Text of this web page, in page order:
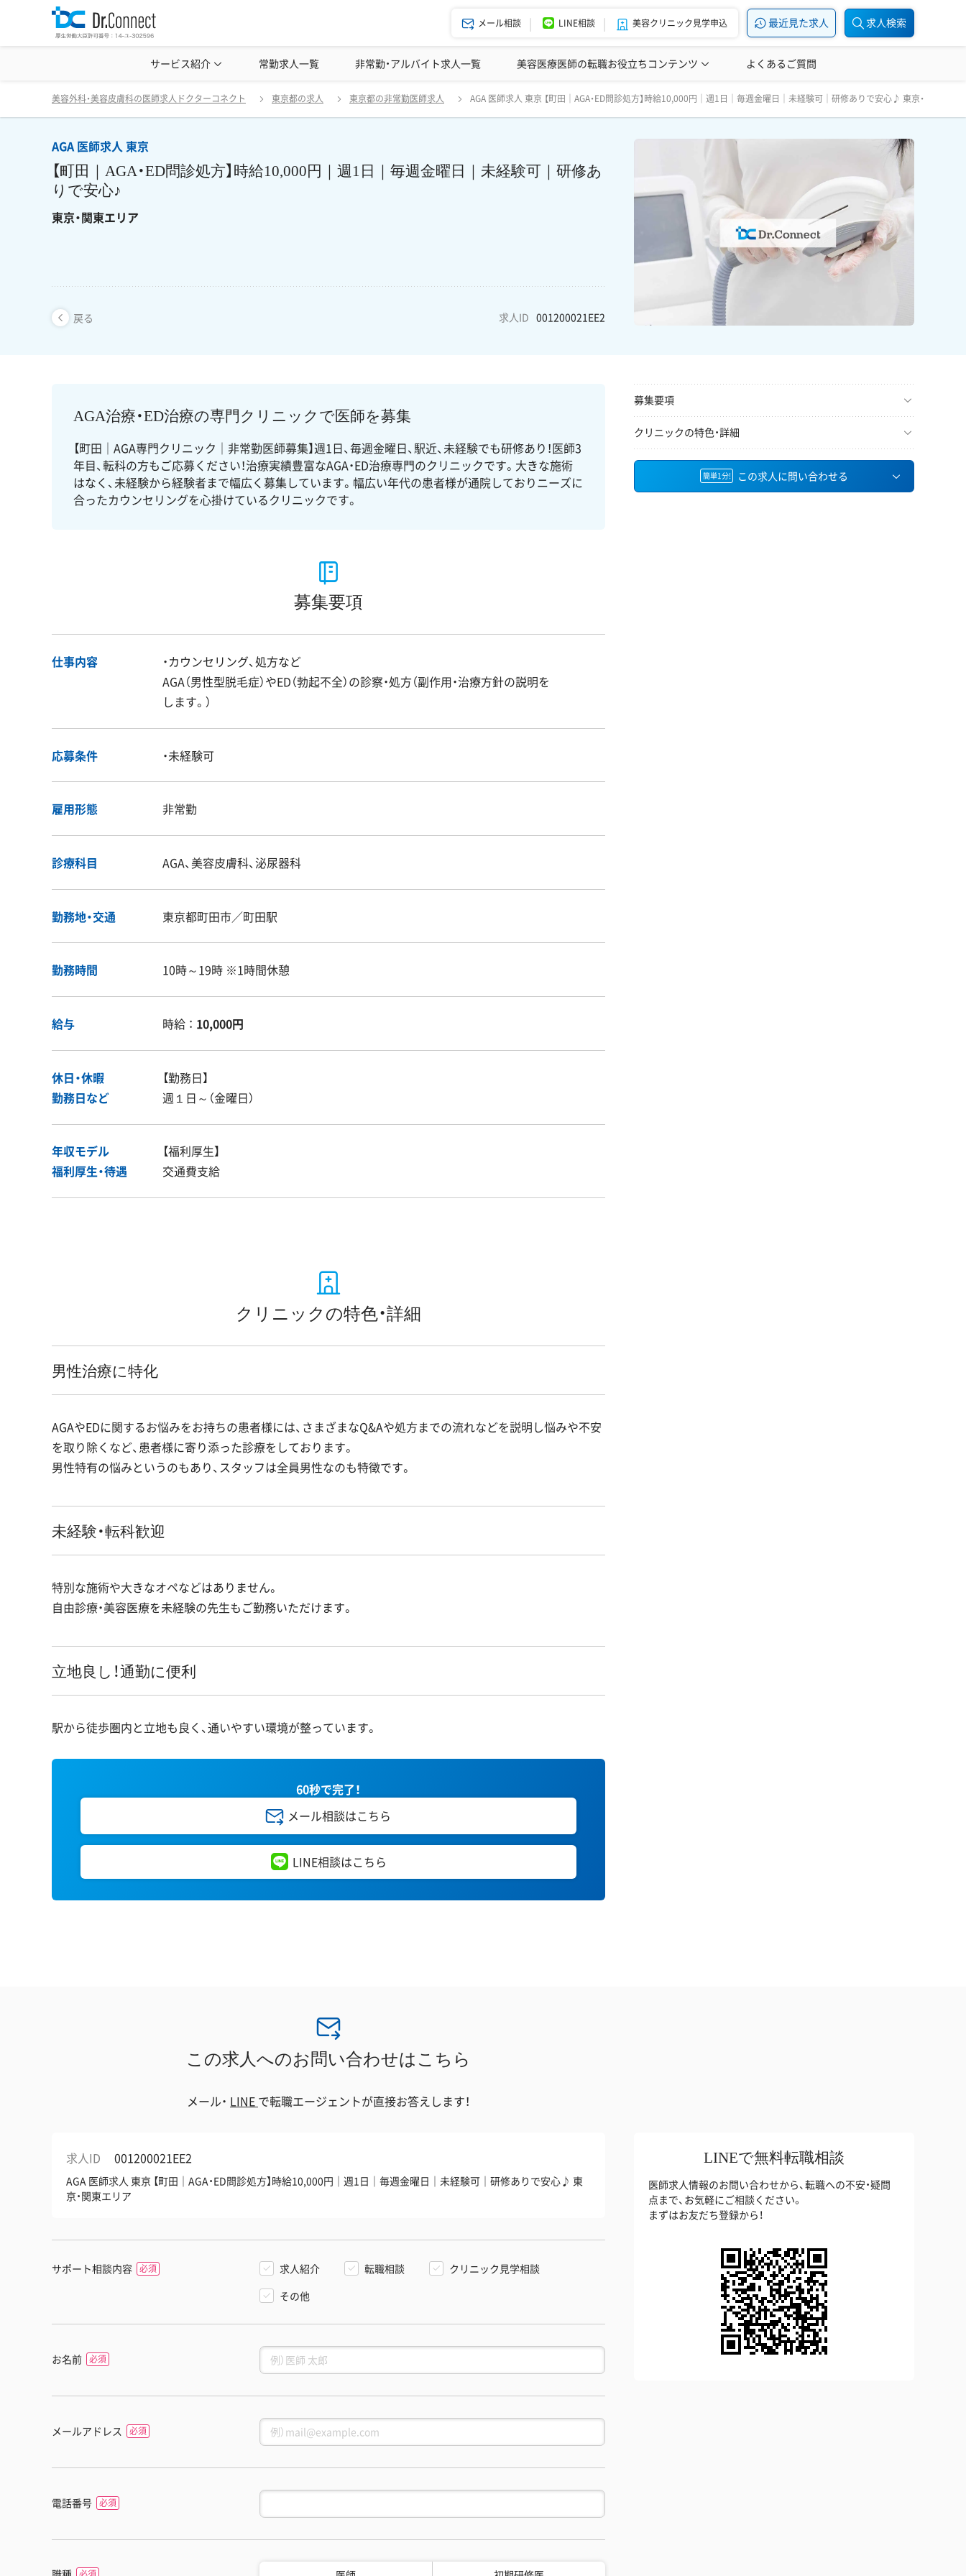
メール相談 LINE相談 美容クリニック見学申込 最近見た求人 求人検索
サービス紹介 ドクターコネクトの強み エージェント紹介
常勤求人一覧 非常勤・アルバイト求人一覧 美容医療医師の転職お役立ちコンテンツ
美容クリニック見学・研修情報 美容外科・美容皮膚科の医師転職体験談 美容クリニックインタビュー 美容医療の転職お役立ち記事 美容医療辞典
よくあるご質問
美容外科・美容皮膚科の医師求人ドクターコネクト 東京都の求人 東京都の非常勤医師求人 AGA 医師求人 東京 【町田｜AGA・ED問診処方】時給10,000円｜週1日｜毎週金曜日｜未経験可｜研修ありで安心♪ 東京・関東エリ
AGA 医師求人 東京
【町田｜AGA・ED問診処方】時給10,000円｜週1日｜毎週金曜日｜未経験可｜研修あ
りで安心♪
東京・関東エリア
戻る 求人ID 001200021EE2
戻る AGA 医師求人 東京 【町田｜AGA・ED問診処方】時給10,000円｜週1日｜毎週金曜日｜未経験可｜研修ありで安心♪ 東京・関東エリア
AGA治療・ED治療の専門クリニックで医師を募集
【町田｜AGA専門クリニック｜非常勤医師募集】週1日、毎週金曜日、駅近、未経験でも研修あり！医師3
年目、転科の方もご応募ください！治療実績豊富なAGA・ED治療専門のクリニックです。大きな施術
はなく、未経験から経験者まで幅広く募集しています。幅広い年代の患者様が通院しておりニーズに
合ったカウンセリングを心掛けているクリニックです。
募集要項
仕事内容
・カウンセリング、処方など
AGA（男性型脱毛症）やED（勃起不全）の診察・処方（副作用・治療方針の説明を
します。）
応募条件 ・未経験可
雇用形態 非常勤
診療科目 AGA、美容皮膚科、泌尿器科
勤務地・交通 東京都町田市／町田駅
勤務時間 10時～19時 ※1時間休憩
給与 時給 ： 10,000円
休日・休暇
勤務日など
【勤務日】
週１日～（金曜日）
年収モデル
福利厚生・待遇
【福利厚生】
交通費支給
クリニックの特色・詳細
男性治療に特化
AGAやEDに関するお悩みをお持ちの患者様には、さまざまなQ&Aや処方までの流れなどを説明し悩みや不安
を取り除くなど、患者様に寄り添った診療をしております。
男性特有の悩みというのもあり、スタッフは全員男性なのも特徴です。
未経験・転科歓迎
特別な施術や大きなオペなどはありません。
自由診療・美容医療を未経験の先生もご勤務いただけます。
立地良し！通勤に便利
駅から徒歩圏内と立地も良く、通いやすい環境が整っています。
60秒で完了！
メール相談はこちら
LINE相談はこちら
募集要項
クリニックの特色・詳細
簡単1分! この求人に問い合わせる
この求人へのお問い合わせはこちら
メール・ LINE で転職エージェントが直接お答えします！
求人ID 001200021EE2
AGA 医師求人 東京 【町田｜AGA・ED問診処方】時給10,000円｜週1日｜毎週金曜日｜未経験可｜研修ありで安心♪ 東
京・関東エリア
サポート相談内容 求人紹介 転職相談
クリニック見学相談
その他
お名前
メールアドレス
電話番号
LINEで無料転職相談
医師求人情報のお問い合わせから、転職への不安・疑問
点まで、お気軽にご相談ください。
まずはお友だち登録から！